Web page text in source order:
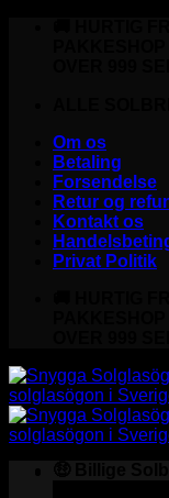
Om os
Betaling
Forsendelse
Retur og
Kontakt os
Privat Politik